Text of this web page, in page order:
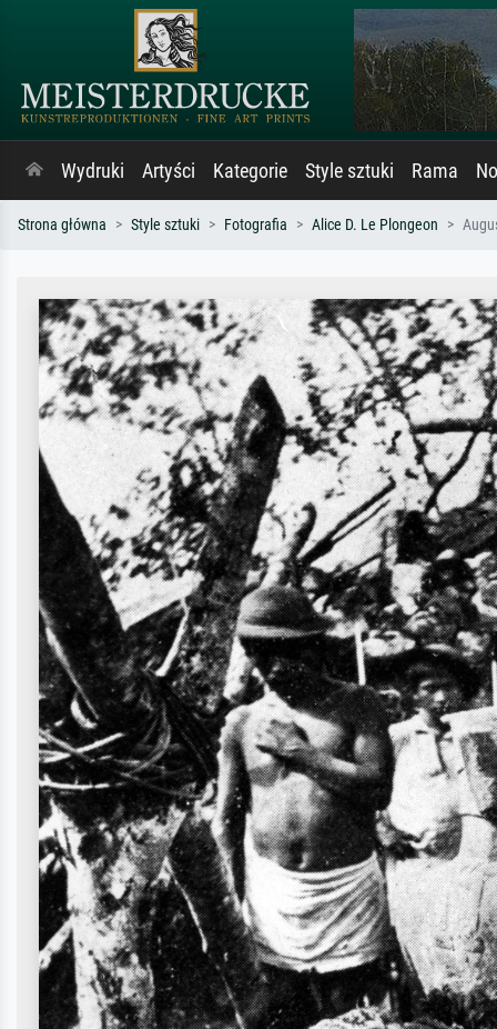
Wydruki Artyści Kategorie Style sztuki Rama
Strona główna Style sztuki Fotografia Alice D. Le Plongeon